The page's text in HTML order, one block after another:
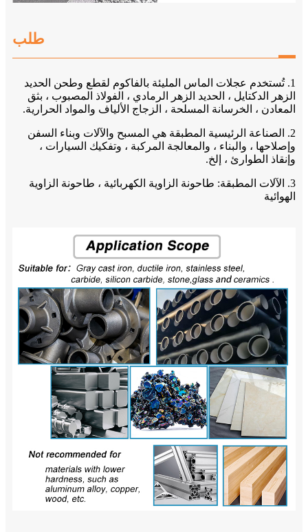
طلب
1. تُستخدم عجلات الماس المليئة بالفاكوم لقطع وطحن الحديد
الزهر الدكتايل ، الحديد الزهر الرمادي ، الفولاذ المصبوب ، بثق
المعادن ، الخرسانة المسلحة ، الزجاج الألياف والمواد الحرارية.
2. الصناعة الرئيسية المطبقة هي المسبح والآلات وبناء السفن
وإصلاحها ، والبناء ، والمعالجة المركبة ، وتفكيك السيارات ،
وإنقاذ الطوارئ ، إلخ.
3. الآلات المطبقة: طاحونة الزاوية الكهربائية ، طاحونة الزاوية
الهوائية